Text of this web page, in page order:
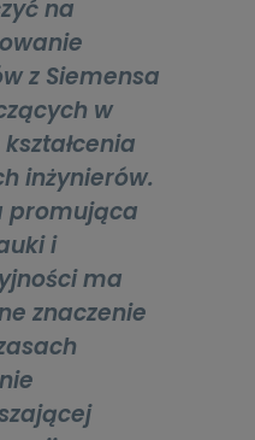
na
z Siemensa
w
inżynierów.
promująca
i
ma
znaczenie